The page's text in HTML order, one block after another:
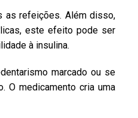
as refeições. Além disso,
este efeito pode ser
à insulina.
marcado ou se
O medicamento cria uma